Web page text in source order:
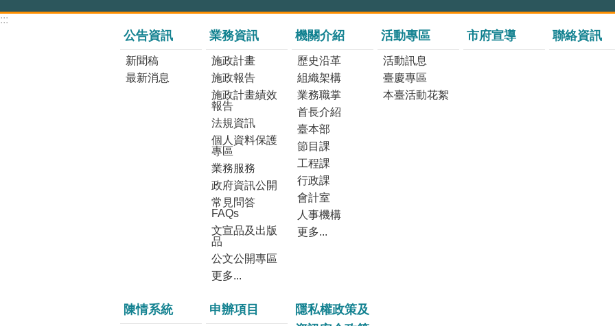
:::
公告資訊
新聞稿
最新消息
業務資訊
施政計畫
施政報告
施政計畫績效
報告
法規資訊
個人資料保護
專區
業務服務
政府資訊公開
常見問答
FAQs
文宣品及出版
品
公文公開專區
更多...
機關介紹
歷史沿革
組織架構
業務職掌
首長介紹
臺本部
節目課
工程課
行政課
會計室
人事機構
更多...
活動專區
活動訊息
臺慶專區
本臺活動花絮
市府宣導 聯絡資訊
陳情系統 申辦項目
隱私權政策及